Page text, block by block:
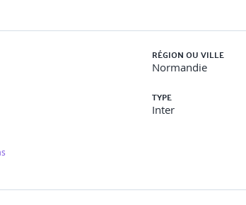
contrôle
RÉGION OU VILLE
Normandie
TYPE
Inter